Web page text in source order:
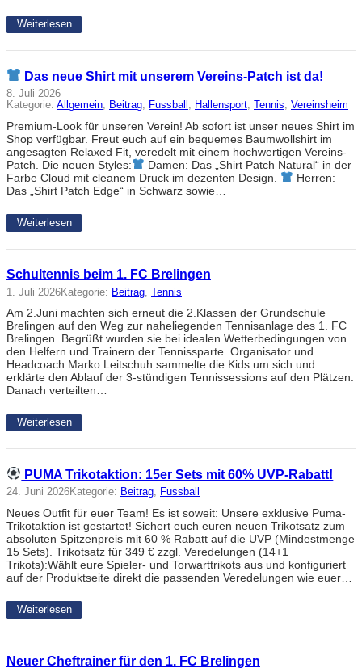
Weiterlesen
Das neue Shirt mit unserem Vereins-Patch ist da!
8. Juli 2026
Kategorie: Allgemein, Beitrag, Fussball , Hallensport, Tennis, Vereinsheim
Premium-Look für unseren Verein! Ab sofort ist unser neues Shirt im
Shop verfügbar. Freut euch auf ein bequemes Baumwollshirt im
angesagten Relaxed Fit, veredelt mit einem hochwertigen Vereins-
Patch. Die neuen Styles:
Damen: Das „Shirt Patch Natural“ in der
Farbe Cloud mit cleanem Druck im dezenten Design.
Herren:
Das „Shirt Patch Edge“ in Schwarz sowie…
Weiterlesen
Schultennis beim 1. FC Brelingen
1. Juli 2026Kategorie: Beitrag Tennis
Am 2.Juni machten sich erneut die 2.Klassen der Grundschule
Brelingen auf den Weg zur naheliegenden Tennisanlage des 1. FC
Brelingen. Begrüßt wurden sie bei idealen Wetterbedingungen von
den Helfern und Trainern der Tennissparte. Organisator und
Headcoach Marko Leitschuh sammelte die Kids um sich und
erklärte den Ablauf der 3-stündigen Tennissessions auf den Plätzen.
Danach verteilten…
Weiterlesen
PUMA Trikotaktion: 15er Sets mit 60% UVP-Rabatt!
24. Juni 2026Kategorie: Beitrag, Fussball
Neues Outfit für euer Team! Es ist soweit: Unsere exklusive Puma-
Trikotaktion ist gestartet! Sichert euch euren neuen Trikotsatz zum
absoluten Spitzenpreis mit 60 % Rabatt auf die UVP (Mindestmenge
15 Sets). Trikotsatz für 349 € zzgl. Veredelungen (14+1
Trikots):Wählt eure Spieler- und Torwarttrikots aus und konfiguriert
auf der Produktseite direkt die passenden Veredelungen wie euer…
Weiterlesen
Neuer Cheftrainer für den 1. FC Brelingen